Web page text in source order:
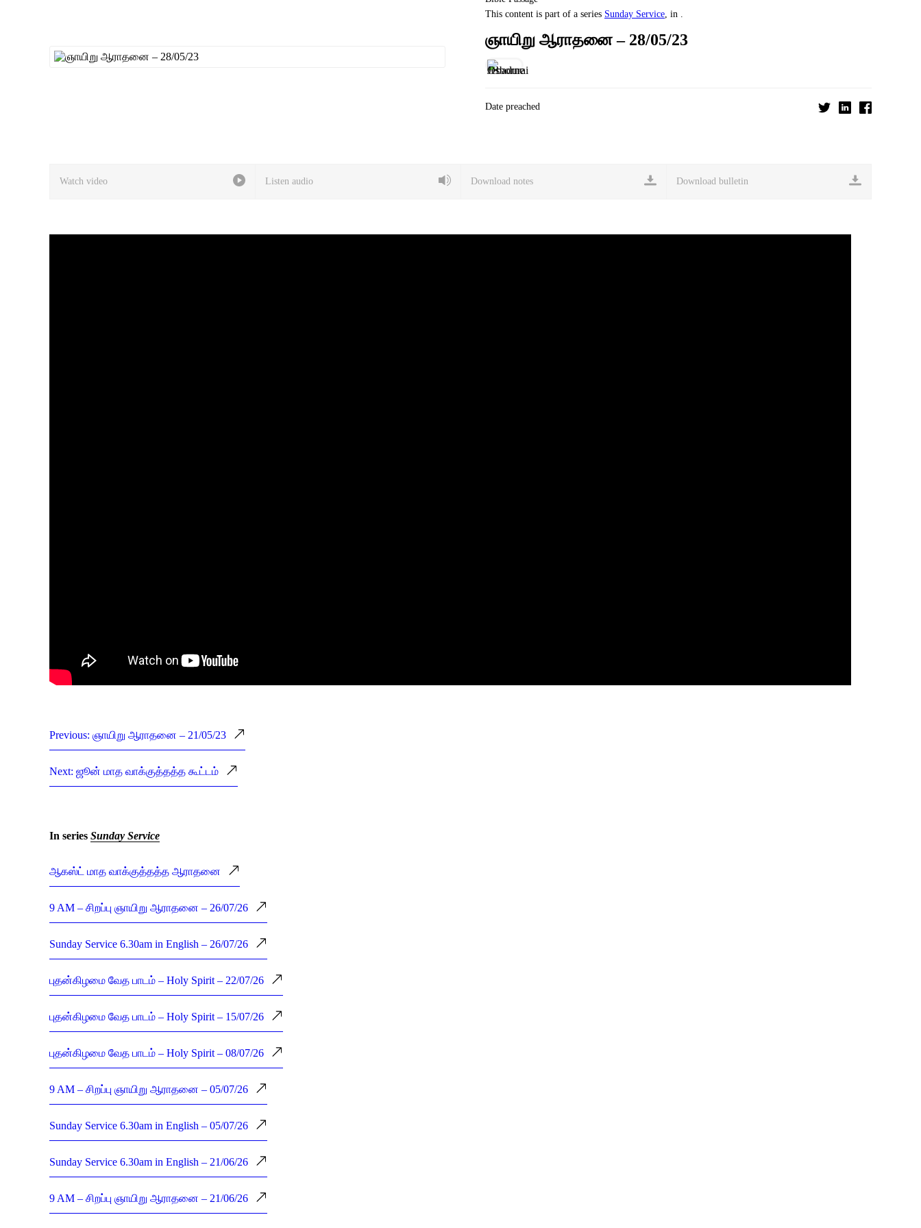
This content is part of a series Sunday Service, in .
ஞாயிறு ஆராதனை – 28/05/23
Date preached
Watch video Listen audio Download notes Download bulletin
Previous: ஞாயிறு ஆராதனை – 21/05/23
Next: ஜூன் மாத வாக்குத்தத்த கூட்டம்
In series Sunday Service
ஆகஸ்ட் மாத வாக்குத்தத்த ஆராதனை
9 AM – சிறப்பு ஞாயிறு ஆராதனை – 26/07/26
Sunday Service 6.30am in English – 26/07/26
புதன்கிழமை வேத பாடம் – Holy Spirit – 22/07/26
புதன்கிழமை வேத பாடம் – Holy Spirit – 15/07/26
புதன்கிழமை வேத பாடம் – Holy Spirit – 08/07/26
9 AM – சிறப்பு ஞாயிறு ஆராதனை – 05/07/26
Sunday Service 6.30am in English – 05/07/26
Sunday Service 6.30am in English – 21/06/26
9 AM – சிறப்பு ஞாயிறு ஆராதனை – 21/06/26